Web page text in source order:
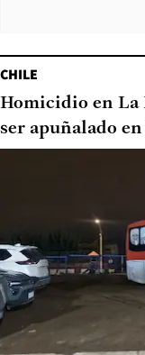
CHILE
Homicidio en La
ser apuñalado